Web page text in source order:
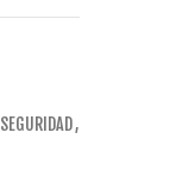
SEGURIDAD,